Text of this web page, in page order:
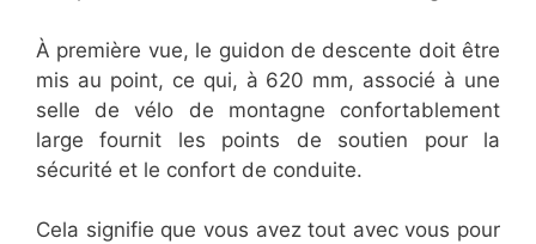
À première vue, le guidon de descente doit être
mis au point, ce qui, à 620 mm, associé à une
selle de vélo de montagne confortablement
large fournit les points de soutien pour la
sécurité et le confort de conduite.
Cela signifie que vous avez tout avec vous pour